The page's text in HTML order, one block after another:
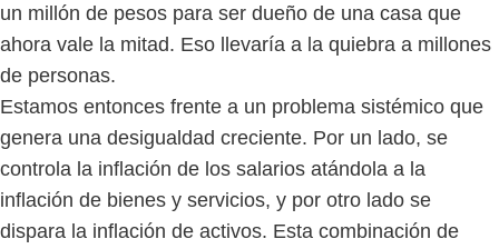
un millón de pesos para ser dueño de una casa que
ahora vale la mitad. Eso llevaría a la quiebra a millones
de personas.
Estamos entonces frente a un problema sistémico que
genera una desigualdad creciente. Por un lado, se
controla la inflación de los salarios atándola a la
inflación de bienes y servicios, y por otro lado se
dispara la inflación de activos. Esta combinación de